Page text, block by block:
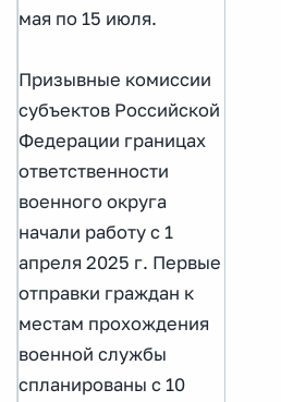
мая по 15 июля.
Призывные комиссии
субъектов Российской
Федерации границах
ответственности
военного округа
начали работу с 1
апреля 2025 г. Первые
отправки граждан к
местам прохождения
военной службы
спланированы с 10